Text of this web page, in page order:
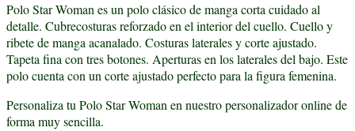
Polo Star Woman es un polo clásico de manga corta cuidado al
detalle. Cubrecosturas reforzado en el interior del cuello. Cuello y
ribete de manga acanalado. Costuras laterales y corte ajustado.
Tapeta fina con tres botones. Aperturas en los laterales del bajo. Este
polo cuenta con un corte ajustado perfecto para la figura femenina.
Personaliza tu Polo Star Woman en nuestro personalizador online de
forma muy sencilla.